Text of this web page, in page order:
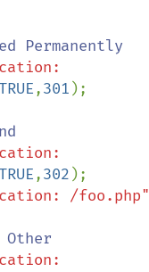
,301 );
,302
/foo.php"